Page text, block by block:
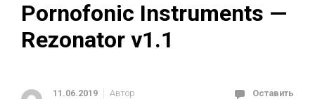
Pornofonic Instruments —
Rezonator v1.1
11.06.2019
Автор
Оставить